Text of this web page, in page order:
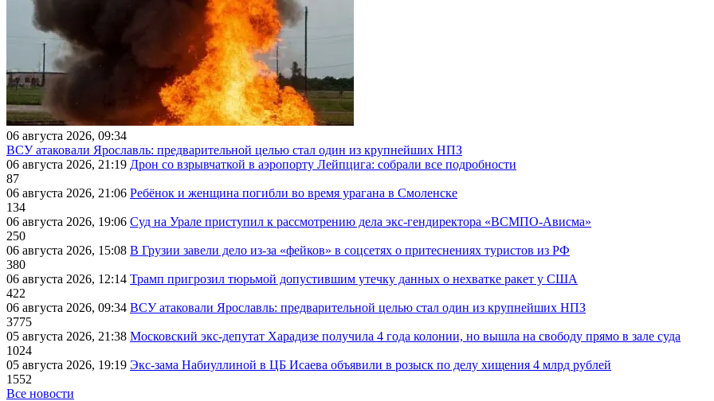
06 августа 2026, 09:34
ВСУ атаковали Ярославль: предварительной целью стал один из крупнейших НПЗ
06 августа 2026, 21:19 Дрон со взрывчаткой в аэропорту Лейпцига: собрали все подробности
87
06 августа 2026, 21:06 Ребёнок и женщина погибли во время урагана в Смоленске
134
06 августа 2026, 19:06 Суд на Урале приступил к рассмотрению дела экс-гендиректора «ВСМПО-Ависма»
250
06 августа 2026, 15:08 В Грузии завели дело из-за «фейков» в соцсетях о притеснениях туристов из РФ
380
06 августа 2026, 12:14 Трамп пригрозил тюрьмой допустившим утечку данных о нехватке ракет у США
422
06 августа 2026, 09:34 ВСУ атаковали Ярославль: предварительной целью стал один из крупнейших НПЗ
3775
05 августа 2026, 21:38 Московский экс-депутат Харадизе получила 4 года колонии, но вышла на свободу прямо в зале суда
1024
05 августа 2026, 19:19 Экс-зама Набиуллиной в ЦБ Исаева объявили в розыск по делу хищения 4 млрд рублей
1552
Все новости